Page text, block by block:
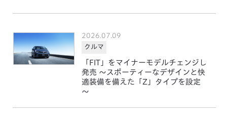
2026.07.09
クルマ
「FIT」をマイナーモデルチェンジし
発売 ～スポーティーなデザインと快
適装備を備えた「Z」タイプを設定
～